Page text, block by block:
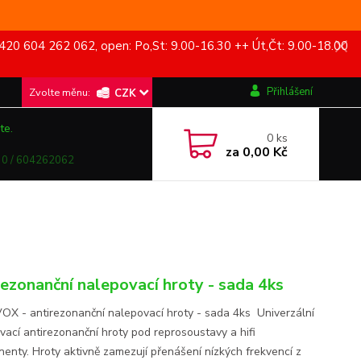
604 262 062, open: Po,St: 9.00-16.30 ++ Út,Čt: 9.00-18.00
CZK Přihlášení
/ 604262062
0ks
za 0,00 Kč
nalepovací hroty - sada 4ks
- antirezonanční nalepovací hroty - sada 4ks Univerzální
antirezonanční hroty pod reprosoustavy a hifi
Hroty aktivně zamezují přenášení nízkých frekvencí z